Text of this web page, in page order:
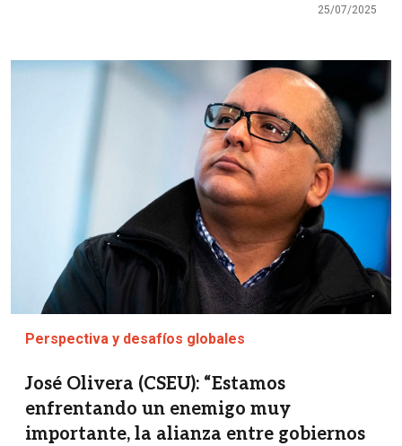
25/07/2025
Imagen
Perspectiva y desafíos globales
José Olivera (CSEU): “Estamos
enfrentando un enemigo muy
importante, la alianza entre gobiernos